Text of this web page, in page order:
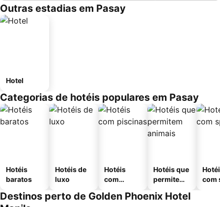
Outras estadias em Pasay
Hotel
Categorias de hotéis populares em Pasay
Hotéis
baratos
Hotéis de
luxo
Hotéis
com
Hotéis que
permitem
com
Destinos perto de Golden Phoenix Hotel